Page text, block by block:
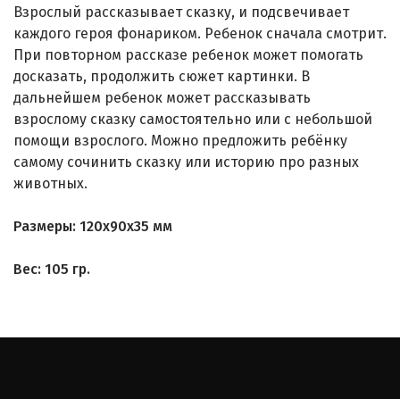
Взрослый рассказывает сказку, и подсвечивает
каждого героя фонариком. Ребенок сначала смотрит.
При повторном рассказе ребенок может помогать
досказать, продолжить сюжет картинки. В
дальнейшем ребенок может рассказывать
взрослому сказку самостоятельно или с небольшой
помощи взрослого. Можно предложить ребёнку
самому сочинить сказку или историю про разных
животных.
Размеры: 120x90x35 мм
Вес: 105 гр.